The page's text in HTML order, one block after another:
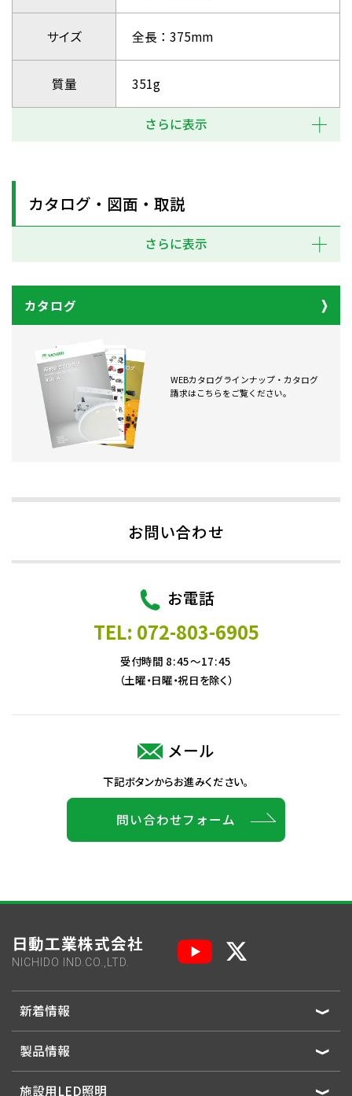
サイズ 全長：375mm
質量 351g
さらに表示
カタログ・図面・取説
さらに表示
カタログ
WEBカタログラインナップ・カタログ
請求はこちらをご覧ください。
お問い合わせ
お電話
TEL: 072-803-6905
受付時間 8:45～17:45
（土曜・日曜・祝日を除く）
メール
下記ボタンからお進みください。
問い合わせフォーム
日動工業株式会社
NICHIDO IND.CO.,LTD.
新着情報
製品情報
施設用LED照明